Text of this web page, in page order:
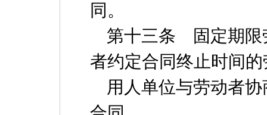
同。
第十三条 固定期限
者约定合同终止时间
用人单位与劳动者协